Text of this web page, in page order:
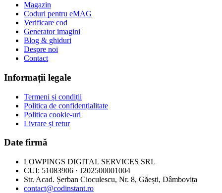
Magazin
Coduri pentru eMAG
Verificare cod
Generator imagini
Blog & ghiduri
Despre noi
Contact
Informații legale
Termeni și condiții
Politica de confidențialitate
Politica cookie-uri
Livrare și retur
Date firmă
LOWPINGS DIGITAL SERVICES SRL
CUI: 51083906 · J202500001004
Str. Acad. Șerban Cioculescu, Nr. 8, Găești, Dâmbovița
contact@codinstant.ro